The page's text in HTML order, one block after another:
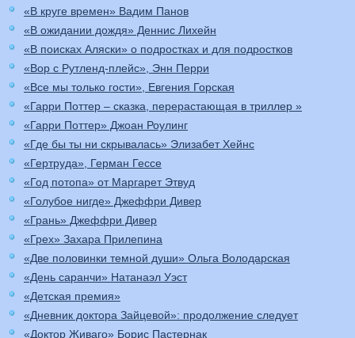
«В круге времен» Вадим Панов
«В ожидании дождя» Деннис Лихейн
«В поисках Аляски» о подростках и для подростков
«Вор с Рутленд-плейс», Энн Перри
«Все мы только гости», Евгения Горская
«Гарри Поттер – сказка, перерастающая в триллер »
«Гарри Поттер» Джоан Роулинг
«Где бы ты ни скрывалась» Элизабет Хейнс
«Гертруда», Герман Гессе
«Год потопа» от Маргарет Этвуд
«Голубое нигде» Джеффри Дивер
«Грань» Джеффри Дивер
«Грех» Захара Прилепина
«Две половинки темной души» Ольга Володарская
«День саранчи» Натанаэл Уэст
«Детская премия»
«Дневник доктора Зайцевой»: продолжение следует
«Доктор Живаго» Борис Пастернак